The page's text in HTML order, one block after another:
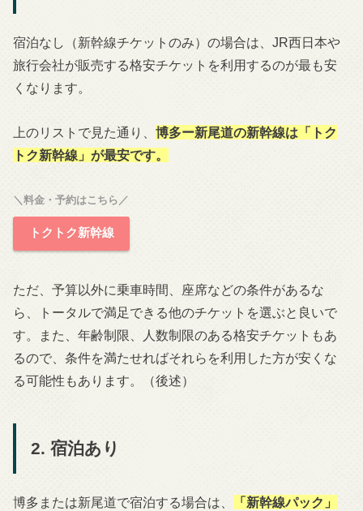
宿泊なし（新幹線チケットのみ）の場合は、JR西日本や
旅行会社が販売する格安チケットを利用するのが最も安
くなります。
上のリストで見た通り、博多ー新尾道の新幹線は「トク
トク新幹線」が最安です。
＼料金・予約はこちら／
トクトク新幹線
ただ、予算以外に乗車時間、座席などの条件があるな
ら、トータルで満足できる他のチケットを選ぶと良いで
す。また、年齢制限、人数制限のある格安チケットもあ
るので、条件を満たせればそれらを利用した方が安くな
る可能性もあります。（後述）
2. 宿泊あり
博多または新尾道で宿泊する場合は、
「新幹線パック」